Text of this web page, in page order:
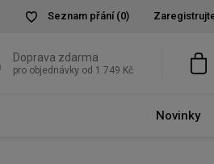
Seznam přání (0)
Doprava zdarma
pro objednávky od 1 749 Kč
Novinky